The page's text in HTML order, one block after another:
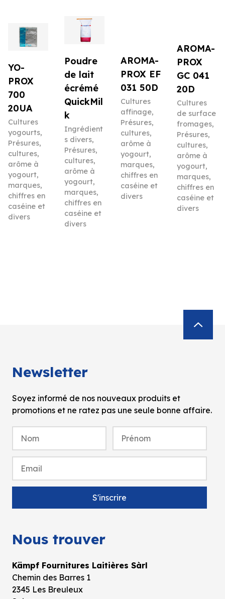
YO-
PROX
700
20UA
Cultures
yogourts,
Présures,
cultures,
arôme à
yogourt,
marques,
chiffres en
caséine et
divers
Poudre
de lait
écrémé
QuickMil
k
Ingrédient
s divers,
Présures,
cultures,
arôme à
yogourt,
marques,
chiffres en
caséine et
divers
AROMA-
PROX EF
031 50D
Cultures
affinage,
Présures,
cultures,
arôme à
yogourt,
marques,
chiffres en
caséine et
divers
AROMA-
PROX
GC 041
20D
Cultures
de surface
fromages,
Présures,
cultures,
arôme à
yogourt,
marques,
chiffres en
caséine et
divers
Newsletter
Soyez informé de nos nouveaux produits et
promotions et ne ratez pas une seule bonne affaire.
Nous trouver
Kämpf Fournitures Laitières Sàrl
Chemin des Barres 1
2345 Les Breuleux